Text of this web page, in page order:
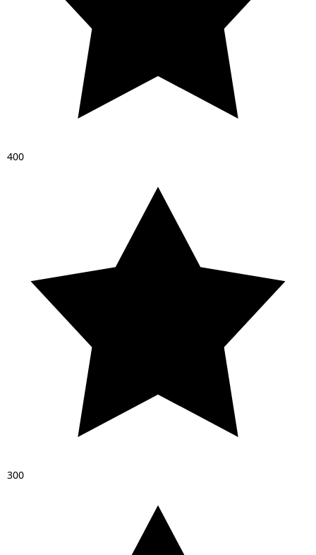
400
300